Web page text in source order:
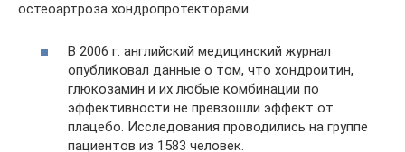
остеоартроза хондропротекторами.
В 2006 г. английский медицинский журнал
опубликовал данные о том, что хондроитин,
глюкозамин и их любые комбинации по
эффективности не превзошли эффект от
плацебо. Исследования проводились на группе
пациентов из 1583 человек.